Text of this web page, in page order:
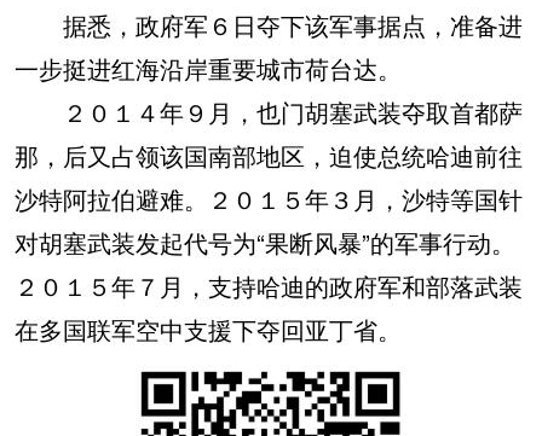
据悉，政府军６日夺下该军事据点，准备进
一步挺进红海沿岸重要城市荷台达。
２０１４年９月，也门胡塞武装夺取首都萨
那，后又占领该国南部地区，迫使总统哈迪前往
沙特阿拉伯避难。２０１５年３月，沙特等国针
对胡塞武装发起代号为“果断风暴”的军事行动。
２０１５年７月，支持哈迪的政府军和部落武装
在多国联军空中支援下夺回亚丁省。